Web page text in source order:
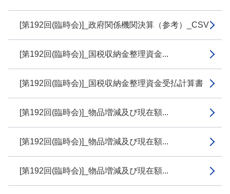
[第192回(臨時会)]_政府関係機関決算（参考）_CSV
[第192回(臨時会)]_国税収納金整理資金...
[第192回(臨時会)]_国税収納金整理資金受払計算書
[第192回(臨時会)]_物品増減及び現在額...
[第192回(臨時会)]_物品増減及び現在額...
[第192回(臨時会)]_物品増減及び現在額...